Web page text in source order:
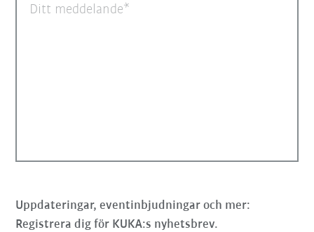
Ditt meddelande
Uppdateringar, eventinbjudningar och mer:
Registrera dig för KUKA:s nyhetsbrev.